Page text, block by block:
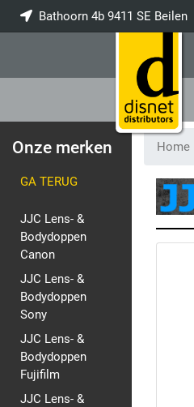
Bathoorn 4b 9411 SE Beilen
Onze merken
GA TERUG
JJC Lens- &
Bodydoppen
Canon
JJC Lens- &
Bodydoppen
Sony
JJC Lens- &
Bodydoppen
Fujifilm
JJC Lens- &
Home